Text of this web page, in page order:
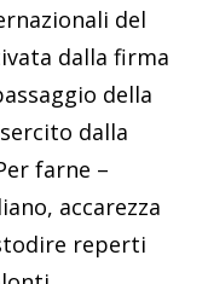
del
dalla firma
della
dalla
farne –
accarezza
reperti